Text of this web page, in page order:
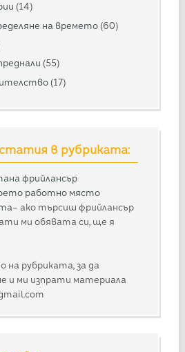
(14)
на времето (60)
(55)
(17)
в рубриката:
фрийлансър
работно място
– ако търсиш фрийлансър
ми обявата си, ще я
на рубриката, за да
и ми изпрати материала